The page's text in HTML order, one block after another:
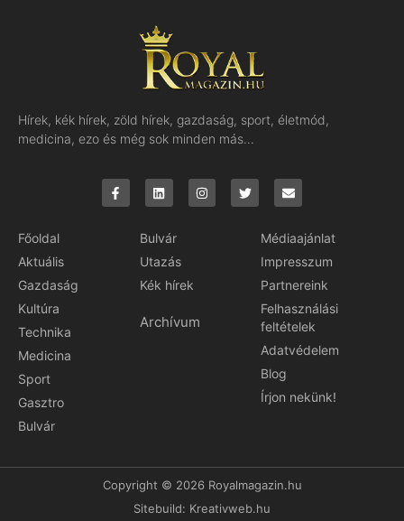
Hírek, kék hírek, zöld hírek, gazdaság, sport, életmód,
medicina, ezo és még sok minden más…
Főoldal
Aktuális
Gazdaság
Kultúra
Technika
Medicina
Sport
Gasztro
Bulvár
Bulvár
Utazás
Kék hírek
Archívum
Médiaajánlat
Impresszum
Partnereink
Felhasználási
feltételek
Adatvédelem
Blog
Írjon nekünk!
Copyright © 2026 Royalmagazin.hu
Sitebuild: Kreativweb.hu